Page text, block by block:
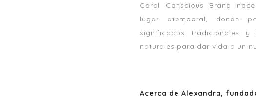
Coral Conscious Brand
lugar atemporal, donde
significados tradicionales
naturales para dar vida a un
Acerca de Alexandra,